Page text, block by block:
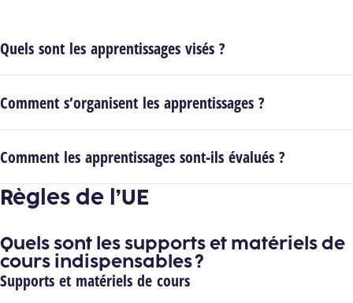
Quels sont les apprentissages visés ?
Comment s’organisent les apprentissages ?
Comment les apprentissages sont-ils évalués ?
Règles de l’UE
Quels sont les supports et matériels de
cours indispensables ?
Supports et matériels de cours